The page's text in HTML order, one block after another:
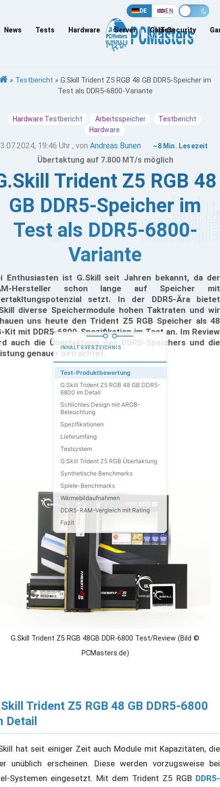
DE EN
News Tests Hardware Server Games
IT-Security
» Testbericht » G.Skill Trident Z5 RGB 48 GB DDR5-Speicher im
Test als DDR5-6800-Variante
Hardware Testbericht Arbeitsspeicher
Testbericht
Hardware
19:46 Uhr , vonAndreas Bunen ~8 Min. Lesezeit
Übertaktung auf 7.800 MT/s möglich
Trident Z5 RGB 48
GB DDR5-Speicher im
Test als DDR5-6800-
Variante
Enthusiasten ist G.Skill seit Jahren bekannt, da der
Hersteller schon lange auf Speicher mit
setzt. In der DDR5-Ära bietet
diverse Speichermodule hohen Taktraten und wir
uns heute den Trident Z5 RGB Speicher als 48
Kit mit DDR5-6800-Spezifikation im Test an. Im Review
auch die Übertaktung des DDR5-Speichers und die
genauer betrachtet.
INHALTSVERZEICHNIS
Test-Produktbewertung
G.Skill Trident Z5 RGB 48 GB DDR5-
6800 im Detail
Schlichtes Design mit ARGB-
Beleuchtung
Spezifikationen
Lieferumfang
Testsystem
G.Skill Trident Z5 RGB Übertaktung
Synthetische Benchmarks
Spiele-Benchmarks
Wärmebildaufnahmen
DDR5-RAM-Vergleich mit Rating
Fazit
G.Skill Trident Z5 RGB 48GB DDR-6800 Test/Review (Bild ©
PCMasters.de)
Trident Z5 RGB 48 GB DDR5-6800
Detail
hat seit einiger Zeit auch Module mit Kapazitäten, die
unüblich erscheinen. Diese werden vorzugsweise bei
Systemen eingesetzt. Mit dem Trident Z5 RGB DDR5-